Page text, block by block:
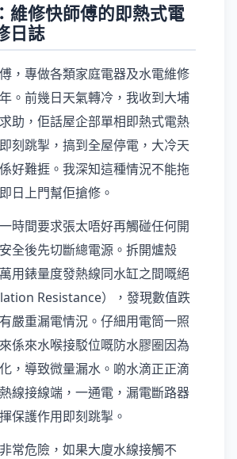
維修快師傅的即熱式電
日誌
，專做各類家庭電器及水電維修
。前幾日天氣轉冷，我收到大埔
助，佢話屋企部單相即熱式電熱
刻跳掣，搞到全屋停電，大冷天
好難捱。我深知這種情況不能拖
日上門幫佢搶修。
時間要求張太唔好再觸碰任何開
全後先切斷總電源。拆開爐殼
用錶量度發熱線同水缸之間嘅絕
Resistance），發現數值跌
嚴重漏電情況。仔細用電筒一照
係來水喉接駁位嘅防水膠圈因為
，導致微量漏水。啲水滴正正滴
線接線端，一通電，漏電斷路器
保護作用即刻跳掣。
常危險，如果大廈水線接觸不